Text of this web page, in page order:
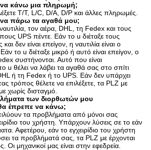
κάνω μια πληρωμή;
T/T, L/C, D/A, D/P και άλλες πληρωμές.
πάρω τα αγαθά μου;
τον αέρα, DHL, τη Fedex και τους
UPS πέντε. Εάν το u διέταξε τους
δεν είναι επείγον, η ναυτιλία είναι ο
το u διέταξε μικρό ή αυτό είναι επείγον, ο
συστήνονται. Αυτό που είναι
u θέλει να λάβει τα αγαθά σας στο σπίτι
ή τη Fedex ή το UPS. Εάν δεν υπάρχει
τρόπος θέλετε να επιλέξετε, τα PLZ με
χωρίς δισταγμό.
των διορθωτών μου
έπρεπε να κάνω;
τα προβλήματα από μόνοι σας
του χρήστη. Υπάρχουν λύσεις σε το εάν
Αφετέρου, εάν το εγχειρίδιο του χρήστη
τα προβλήματά σας, τα PLZ με έρχονται
μηχανικοί μας είναι στην εφεδρεία.